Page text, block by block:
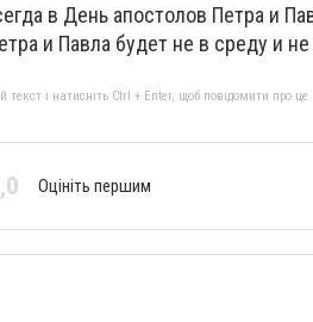
в День апостолов Петра и
и Павла будет не в среду и
і натисніть Ctrl + Enter, щоб повідомити про це
Оцініть першим